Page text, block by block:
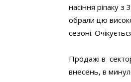
насіння ріпаку
обрали цю
сезоні.
Продажі в
внесень, в